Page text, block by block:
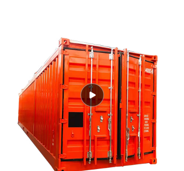
أخبار
فيديوهات
اتصل بنا